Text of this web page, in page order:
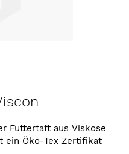
Futtertaft aus Viskose
ein Öko-Tex Zertifikat